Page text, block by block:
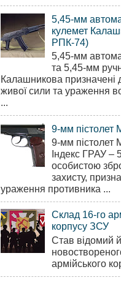
5,45-мм
кулемет
РПК-74)
5,45-мм
та 5,45-мм
Калашникова призначені
живої сили та ураження
...
9-мм пістолет
9-мм
Індекс ГРАУ –
особистою
захисту,
ураження противника ...
Склад 16-го
корпусу ЗСУ
Став відомий
армійського